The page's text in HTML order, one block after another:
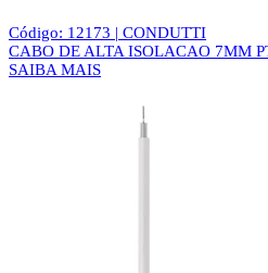
Código: 12173 | CONDUTTI
CABO DE ALTA ISOLACAO 7MM
SAIBA MAIS